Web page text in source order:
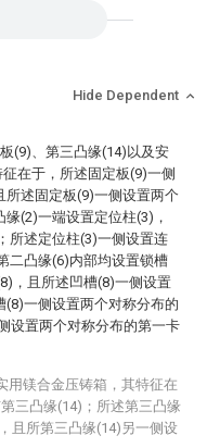
Hide Dependent
(9)、第三凸缘(14)以及安
在于，所述固定板(9)一侧
所述固定板(9)一侧设置两个
(2)一端设置定位柱(3)，
所述定位柱(3)一侧设置连
二凸缘(6)内部均设置锁槽
，且所述凹槽(8)一侧设置
一侧设置两个对称分布的
设置两个对称分布的第一卡
用镁合金压铸箱，其特征在
三凸缘(14)；所述第三凸缘
且所第三凸缘(14)另一侧设